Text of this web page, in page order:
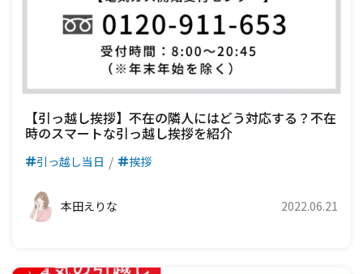
【引っ越し挨拶】不在の隣人にはどう対応する？不在
時のスマートな引っ越し挨拶を紹介
引っ越し当日 挨拶
本田えりな 2022.06.21